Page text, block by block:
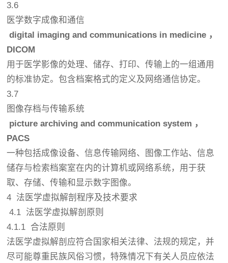
3.6
医学数字成像和通信
digital imaging and communications in medicine ，
DICOM
用于 医学影像的处理、储存、打印、传输上的一组通用
的标准协定。包含档案格式的定义及网络通信协定。
3.7
图像存档与传输系统
picture archiving and communication system ，
PACS
一种包括成像设备、信息传输网络、图像工作站、信息
储存与检索档案室在内的计算机或网络系统，用于获
取、存储、传输和显示数字图像。
4 法医学虚拟解剖程序及技术要求
4.1 法医学虚拟解剖原则
4.1.1 合法原则
法医学虚拟解剖应符合国家相关法律、法规的规定，并
尽可能尊重民族风俗习惯，特殊情况下有关人员应依法